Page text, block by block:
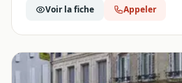
Voir la fiche Appeler